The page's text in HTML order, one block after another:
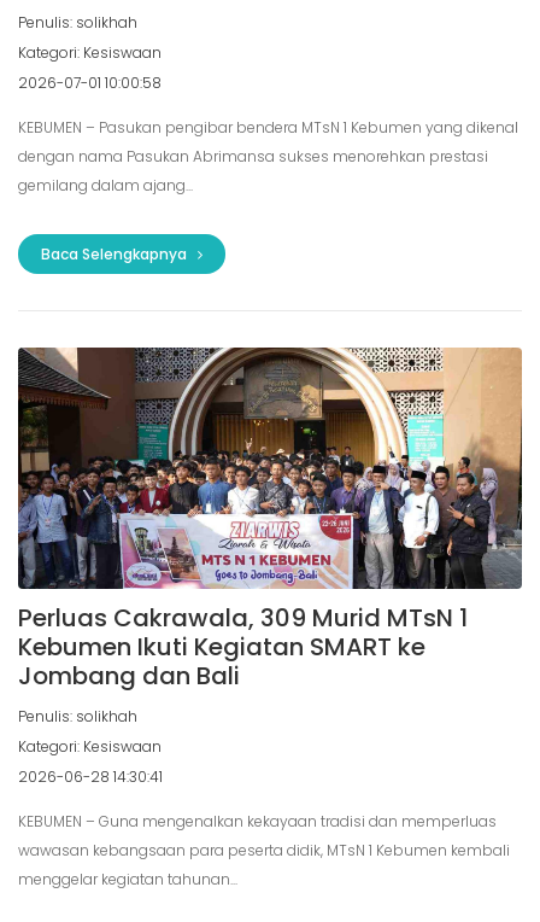
Penulis: solikhah
Kategori: Kesiswaan
2026-07-01 10:00:58
KEBUMEN – Pasukan pengibar bendera MTsN 1 Kebumen yang dikenal
dengan nama Pasukan Abrimansa sukses menorehkan prestasi
gemilang dalam ajang...
Baca Selengkapnya
Perluas Cakrawala, 309 Murid MTsN 1
Kebumen Ikuti Kegiatan SMART ke
Jombang dan Bali
Penulis: solikhah
Kategori: Kesiswaan
2026-06-28 14:30:41
KEBUMEN – Guna mengenalkan kekayaan tradisi dan memperluas
wawasan kebangsaan para peserta didik, MTsN 1 Kebumen kembali
menggelar kegiatan tahunan...